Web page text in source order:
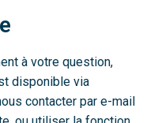
à votre question,
disponible via
contacter par e-mail